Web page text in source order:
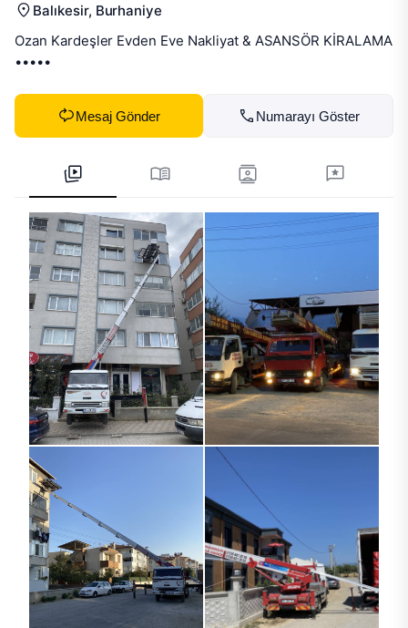
Balıkesir, Burhaniye
Ozan Kardeşler Evden Eve Nakliyat & ASANSÖR KİRALAMA
•••••
Mesaj Gönder Numarayı Göster